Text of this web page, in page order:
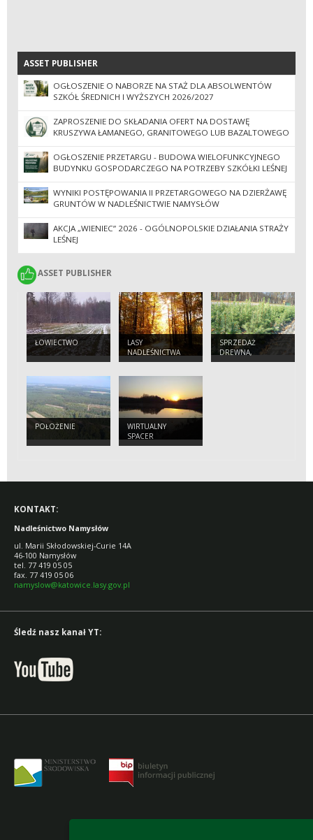
ASSET PUBLISHER
ASSET PUBLISHER
OGŁOSZENIE O NABORZE NA STAŻ DLA ABSOLWENTÓW
SZKÓŁ ŚREDNICH I WYŻSZYCH 2026/2027
ZAPROSZENIE DO SKŁADANIA OFERT NA DOSTAWĘ
KRUSZYWA ŁAMANEGO, GRANITOWEGO LUB BAZALTOWEGO
OGŁOSZENIE PRZETARGU - BUDOWA WIELOFUNKCYJNEGO
BUDYNKU GOSPODARCZEGO NA POTRZEBY SZKÓŁKI LEŚNEJ
WYNIKI POSTĘPOWANIA II PRZETARGOWEGO NA DZIERŻAWĘ
GRUNTÓW W NADLEŚNICTWIE NAMYSŁÓW
AKCJA „WIENIEC” 2026 - OGÓLNOPOLSKIE DZIAŁANIA STRAŻY
LEŚNEJ
ASSET PUBLISHER
ASSET PUBLISHER
ŁOWIECTWO
LASY
NADLEŚNICTWA
SPRZEDAŻ
DREWNA,
CHOINEK I
POŁOŻENIE
WIRTUALNY
SPACER
KONTAKT:
Nadleśnictwo Namysłów
ul. Marii Skłodowskiej-Curie 14A
46-100 Namysłów
tel. 77 419 05 05
fax. 77 419 05 06
namyslow@katowice.lasy.gov.pl
Śledź nasz kanał YT: